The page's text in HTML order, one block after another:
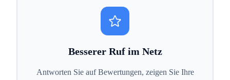
Besserer Ruf im Netz
Antworten Sie auf Bewertungen, zeigen Sie Ihre